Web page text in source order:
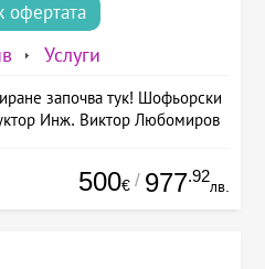
офертата
Услуги
започва тук! Шофьорски
Инж. Виктор Любомиров
500€ / 977.92
лв.